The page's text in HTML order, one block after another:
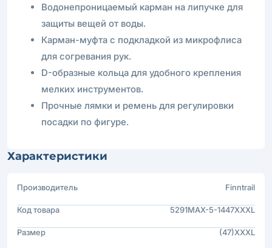
Водонепроницаемый карман на липучке для
защиты вещей от воды.
Карман-муфта с подкладкой из микрофлиса
для согревания рук.
D-образные кольца для удобного крепления
мелких инструментов.
Прочные лямки и ремень для регулировки
посадки по фигуре.
Характеристики
Производитель Finntrail
Код товара 5291MAX-5-1447XXXL
Размер (47)XXXL